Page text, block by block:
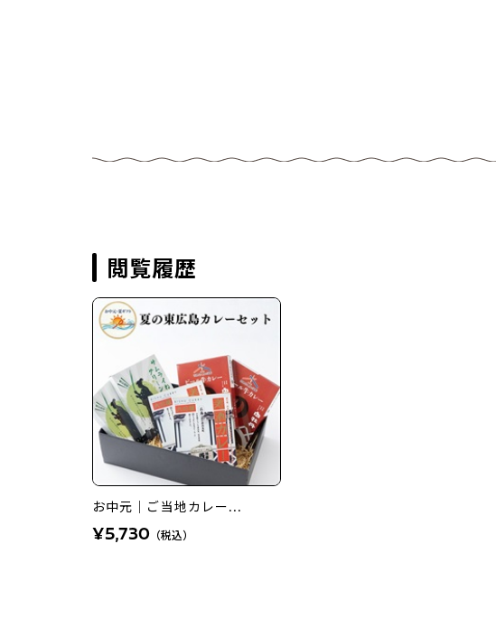
閲覧履歴
お中元｜ご当地カレー...
¥5,730 （税込）